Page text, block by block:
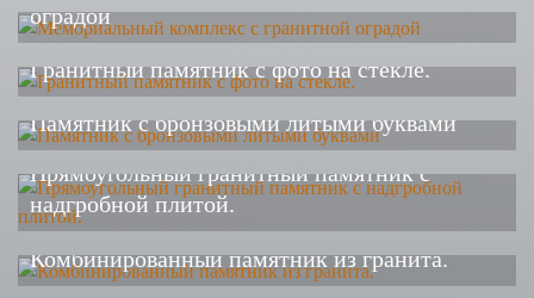
оградой
Гранитный памятник с фото на стекле.
Памятник с бронзовыми литыми буквами
Прямоугольный гранитный памятник с
надгробной плитой.
Комбинированный памятник из гранита.